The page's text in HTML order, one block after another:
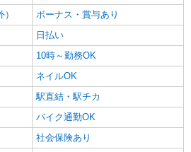
ボーナス・賞与あり
日払い
10時～勤務OK
ネイルOK
駅直結・駅チカ
バイク通勤OK
社会保険あり